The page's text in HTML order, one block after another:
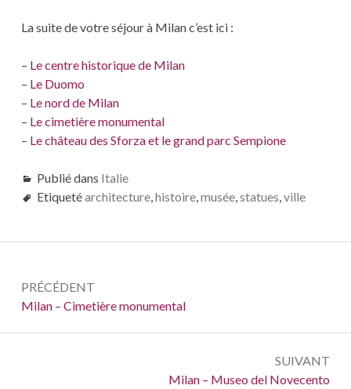
La suite de votre séjour à Milan c’est ici :
– Le centre historique de Milan
– Le Duomo
– Le nord de Milan
– Le cimetière monumental
– Le château des Sforza et le grand parc Sempione
Publié dans Italie
Etiquetéarchitecture,histoire,musée,statues,ville
de
l’article
PRÉCÉDENT
Précédent :
Milan – Cimetière monumental
SUIVANT
Suivant :
Milan – Museo del Novecento